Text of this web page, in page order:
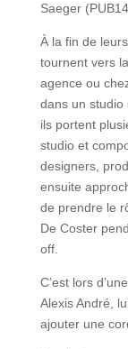
Saeger
À la fin de
tournent vers
agence ou
dans un studio
ils portent
studio et
designers,
ensuite
de prendre le
De Coster
off.
C’est lors
Alexis André,
ajouter une